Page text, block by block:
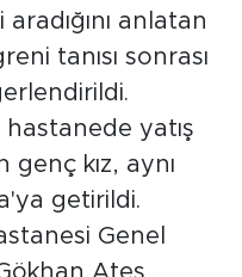
anlatan
tanısı sonrası
yatış
genç kız, aynı
getirildi.
Genel